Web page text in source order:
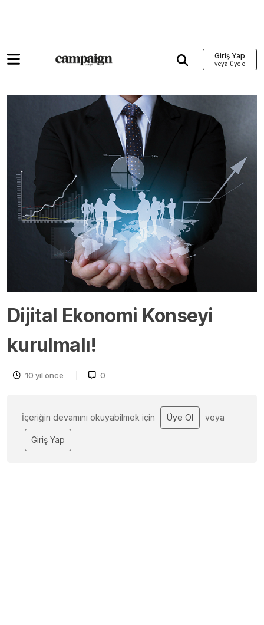
Giriş Yap
Dijital Ekonomi Konseyi
kurulmalı!
10 yıl önce 0
İçeriğin devamını okuyabilmek için Üye Ol veya
Giriş Yap